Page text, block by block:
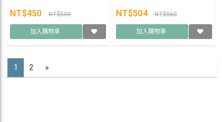
NT$450 NT$500
加入購物車
NT$504 NT$560
加入購物車
1 2 »